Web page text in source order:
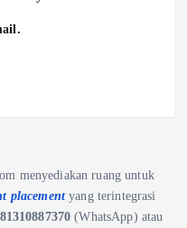
menyediakan ruang untuk
placementyang terintegrasi
(WhatsApp) atau